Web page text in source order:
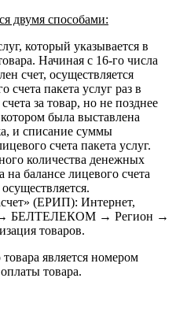
двумя способами:
который указывается в
Начиная с 16-го числа
счет, осуществляется
счета пакета услуг раз в
за товар, но не позднее
была выставлена
и списание суммы
счета пакета услуг.
количества денежных
на балансе лицевого счета
(ЕРИП): Интернет,
→ БЕЛТЕЛЕКОМ → Регион →
товаров.
является номером
товара.